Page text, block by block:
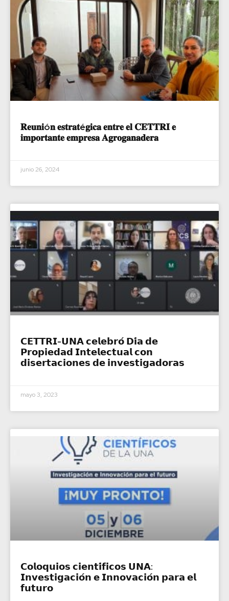
𝐑𝐞𝐮𝐧𝐢ó𝐧 𝐞𝐬𝐭𝐫𝐚𝐭é𝐠𝐢𝐜𝐚 𝐞𝐧𝐭𝐫𝐞 𝐞𝐥 𝐂𝐄𝐓𝐓𝐑𝐈 𝐞
𝐢𝐦𝐩𝐨𝐫𝐭𝐚𝐧𝐭𝐞 𝐞𝐦𝐩𝐫𝐞𝐬𝐚 𝐀𝐠𝐫𝐨𝐠𝐚𝐧𝐚𝐝𝐞𝐫𝐚
junio 26, 2024
𝗖𝗘𝗧𝗧𝗥𝗜-𝗨𝗡𝗔 𝗰𝗲𝗹𝗲𝗯𝗿𝗼́ 𝗗𝗶́𝗮 𝗱𝗲
𝗣𝗿𝗼𝗽𝗶𝗲𝗱𝗮𝗱 𝗜𝗻𝘁𝗲𝗹𝗲𝗰𝘁𝘂𝗮𝗹 𝗰𝗼𝗻
𝗱𝗶𝘀𝗲𝗿𝘁𝗮𝗰𝗶𝗼𝗻𝗲𝘀 𝗱𝗲 𝗶𝗻𝘃𝗲𝘀𝘁𝗶𝗴𝗮𝗱𝗼𝗿𝗮𝘀
mayo 3, 2023
𝗖𝗼𝗹𝗼𝗾𝘂𝗶𝗼𝘀 𝗰𝗶𝗲𝗻𝘁𝗶́𝗳𝗶𝗰𝗼𝘀 𝗨𝗡𝗔:
𝗜𝗻𝘃𝗲𝘀𝘁𝗶𝗴𝗮𝗰𝗶𝗼́𝗻 𝗲 𝗜𝗻𝗻𝗼𝘃𝗮𝗰𝗶𝗼́𝗻 𝗽𝗮𝗿𝗮 𝗲𝗹
𝗳𝘂𝘁𝘂𝗿𝗼